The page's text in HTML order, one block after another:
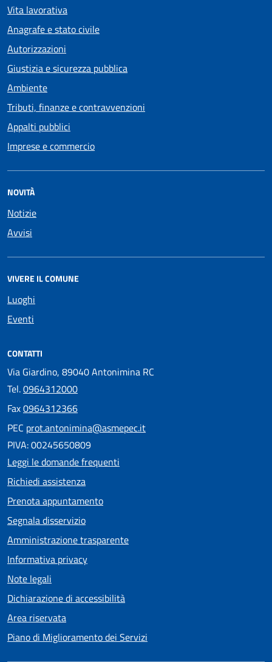
Vita lavorativa
Anagrafe e stato civile
Autorizzazioni
Giustizia e sicurezza pubblica
Ambiente
Tributi, finanze e contravvenzioni
Appalti pubblici
Imprese e commercio
NOVITÀ
Notizie
Avvisi
VIVERE IL COMUNE
Luoghi
Eventi
CONTATTI
Via Giardino, 89040 Antonimina RC
Tel.0964312000
Fax0964312366
PEC prot.antonimina@asmepec.it
PIVA: 00245650809
Leggi le domande frequenti
Richiedi assistenza
Prenota appuntamento
Segnala disservizio
Amministrazione trasparente
Informativa privacy
Note legali
Dichiarazione di accessibilità
Area riservata
Piano di Miglioramento dei Servizi